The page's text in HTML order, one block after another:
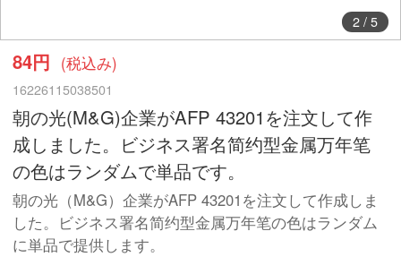
2/ 5
84円 (税込み)
16226115038501
朝の光(M&G)企業がAFP 43201を注文して作
成しました。ビジネス署名简约型金属万年笔
の色はランダムで単品です。
朝の光（M&G）企業がAFP 43201を注文して作成しま
した。ビジネス署名简约型金属万年笔の色はランダム
に単品で提供します。